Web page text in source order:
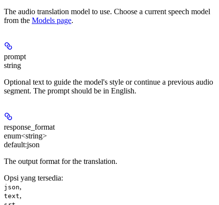
The audio translation model to use. Choose a current speech model
from the Models page.
prompt
string
Optional text to guide the model's style or continue a previous audio
segment. The prompt should be in English.
response_format
enum<string>
default:json
The output format for the translation.
Opsi yang tersedia:
json,
text,